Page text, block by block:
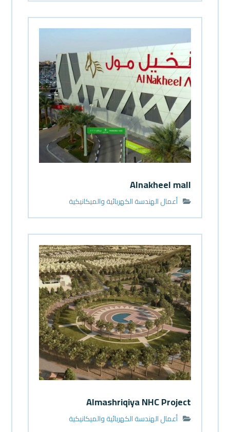
Alnakheel mall
أعمال الهندسة الكهربائية والميكانيكية
Almashriqiya NHC Project
أعمال الهندسة الكهربائية والميكانيكية